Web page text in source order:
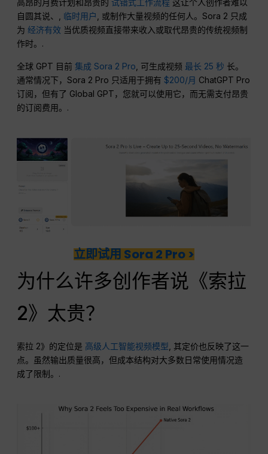
高昂的月费计划和昂贵的试错式工作流程 这让个人创作者难以
自圆其说、, 临时用户
, 或制作大量视频的任何人。Sora 2 只成
为经济有效 当优质视频直接带来收入或取代昂贵的传统视频制
作时。.
全球 GPT 目前 集成 Sora 2 Pro , 可生成视频 最长 25 秒 长。
通常情况下，Sora 2 Pro 只适用于拥有 $200/月 ChatGPT Pro
订阅，但有了 Global GPT，您就可以使用它，而无需支付昂贵
的订阅费用。.
立即试用 Sora 2 Pro >
为什么许多创作者说《索拉
2》太贵？
索拉 2》的定位是 高级人工智能视频模型 , 其定价也反映了这一
点。虽然输出质量很高，但成本结构对大多数日常使用情况造
成了限制。.